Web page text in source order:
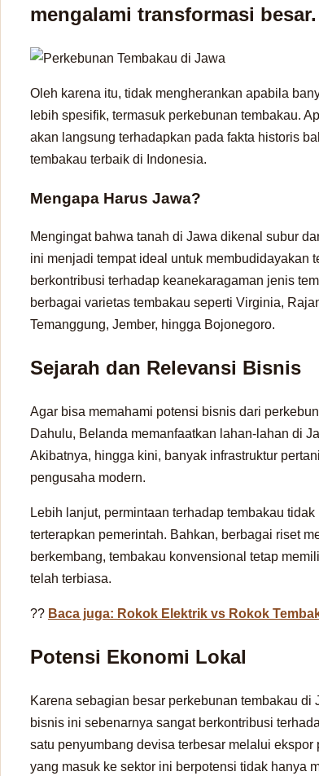
mengalami transformasi besar.
Oleh karena itu, tidak mengherankan apabila
lebih spesifik, termasuk perkebunan tembakau.
akan langsung terhadapkan pada fakta historis
tembakau terbaik di Indonesia.
Mengapa Harus Jawa?
Mengingat bahwa tanah di Jawa dikenal subur
ini menjadi tempat ideal untuk membudidayakan
berkontribusi terhadap keanekaragaman jenis
berbagai varietas tembakau seperti Virginia,
Temanggung, Jember, hingga Bojonegoro.
Sejarah dan Relevansi Bisnis
Agar bisa memahami potensi bisnis dari
Dahulu, Belanda memanfaatkan lahan-lahan di
Akibatnya, hingga kini, banyak infrastruktur
pengusaha modern.
Lebih lanjut, permintaan terhadap tembakau
terterapkan pemerintah. Bahkan, berbagai riset
berkembang, tembakau konvensional tetap
telah terbiasa.
?? Baca juga: Rokok Elektrik vs Rokok
Potensi Ekonomi Lokal
Karena sebagian besar perkebunan tembakau
bisnis ini sebenarnya sangat berkontribusi
satu penyumbang devisa terbesar melalui
yang masuk ke sektor ini berpotensi tidak hanya